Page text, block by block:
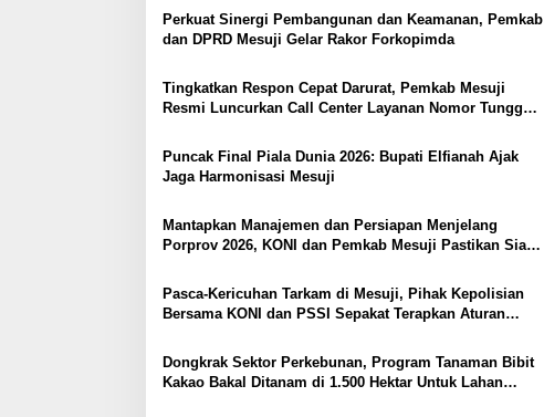
p
o
s
Perkuat Sinergi Pembangunan dan Keamanan, Pemkab
dan DPRD Mesuji Gelar Rakor Forkopimda
Tingkatkan Respon Cepat Darurat, Pemkab Mesuji
Resmi Luncurkan Call Center Layanan Nomor Tunggal
Puncak Final Piala Dunia 2026: Bupati Elfianah Ajak
Jaga Harmonisasi Mesuji
Mantapkan Manajemen dan Persiapan Menjelang
Porprov 2026, KONI dan Pemkab Mesuji Pastikan Siap
​Pasca-Kericuhan Tarkam di Mesuji, Pihak Kepolisian
Bersama KONI dan PSSI Sepakat Terapkan Aturan
Dongkrak Sektor Perkebunan, Program Tanaman Bibit
Kakao Bakal Ditanam di 1.500 Hektar Untuk Lahan